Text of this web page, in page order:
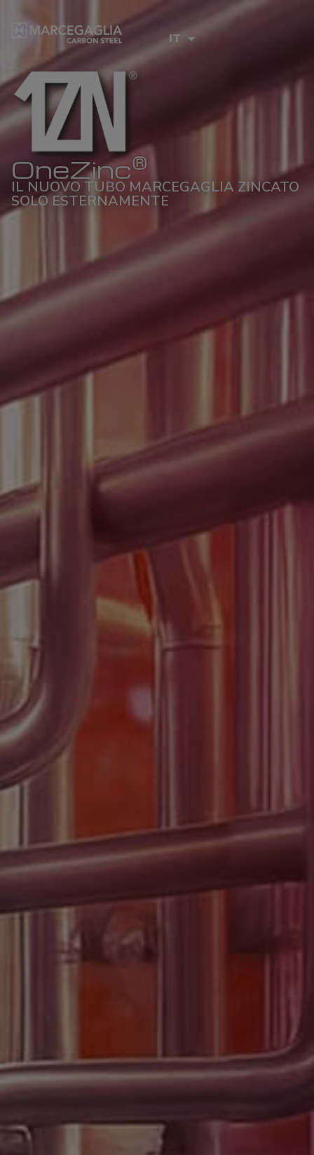
IT
OneZinc®
IL NUOVO TUBO MARCEGAGLIA ZINCATO
SOLO ESTERNAMENTE